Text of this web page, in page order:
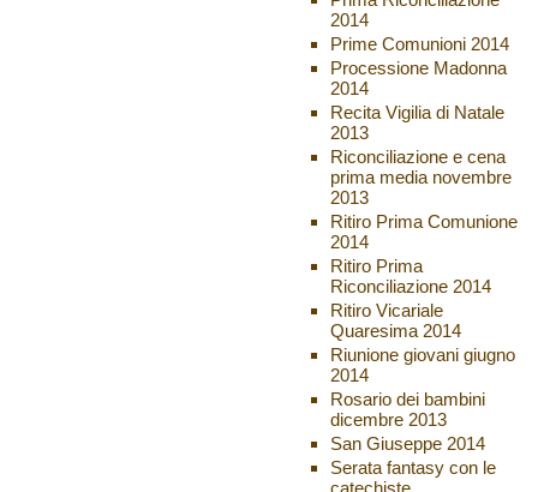
2014
Prime Comunioni 2014
Processione Madonna
2014
Recita Vigilia di Natale
2013
Riconciliazione e cena
prima media novembre
2013
Ritiro Prima Comunione
2014
Ritiro Prima
Riconciliazione 2014
Ritiro Vicariale
Quaresima 2014
Riunione giovani giugno
2014
Rosario dei bambini
dicembre 2013
San Giuseppe 2014
Serata fantasy con le